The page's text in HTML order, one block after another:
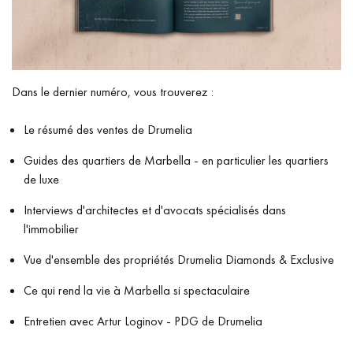
Dans le dernier numéro, vous trouverez :
Le résumé des ventes de Drumelia
Guides des quartiers de Marbella - en particulier les quartiers
de luxe
Interviews d'architectes et d'avocats spécialisés dans
l'immobilier
Vue d'ensemble des propriétés Drumelia Diamonds & Exclusive
Ce qui rend la vie à Marbella si spectaculaire
Entretien avec Artur Loginov - PDG de Drumelia